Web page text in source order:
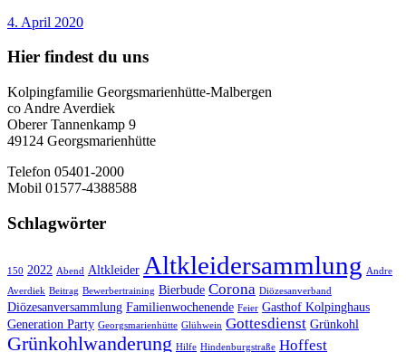
4. April 2020
Hier findest du uns
Kolpingfamilie Georgsmarienhütte-Malbergen
co Andre Averdiek
Oberer Tannenkamp 9
49124 Georgsmarienhütte
Telefon 05401-2000
Mobil 01577-4388588
Schlagwörter
150 2022 Abend Altkleider Altkleidersammlung Andre
Averdiek Beitrag Bewerbertraining Bierbude Corona Diözesanverband
Diözesanversammlung Familienwochenende Feier Gasthof Kolpinghaus
Generation Party Georgsmarienhütte Glühwein Gottesdienst Grünkohl
Grünkohlwanderung Hilfe Hindenburgstraße Hoffest